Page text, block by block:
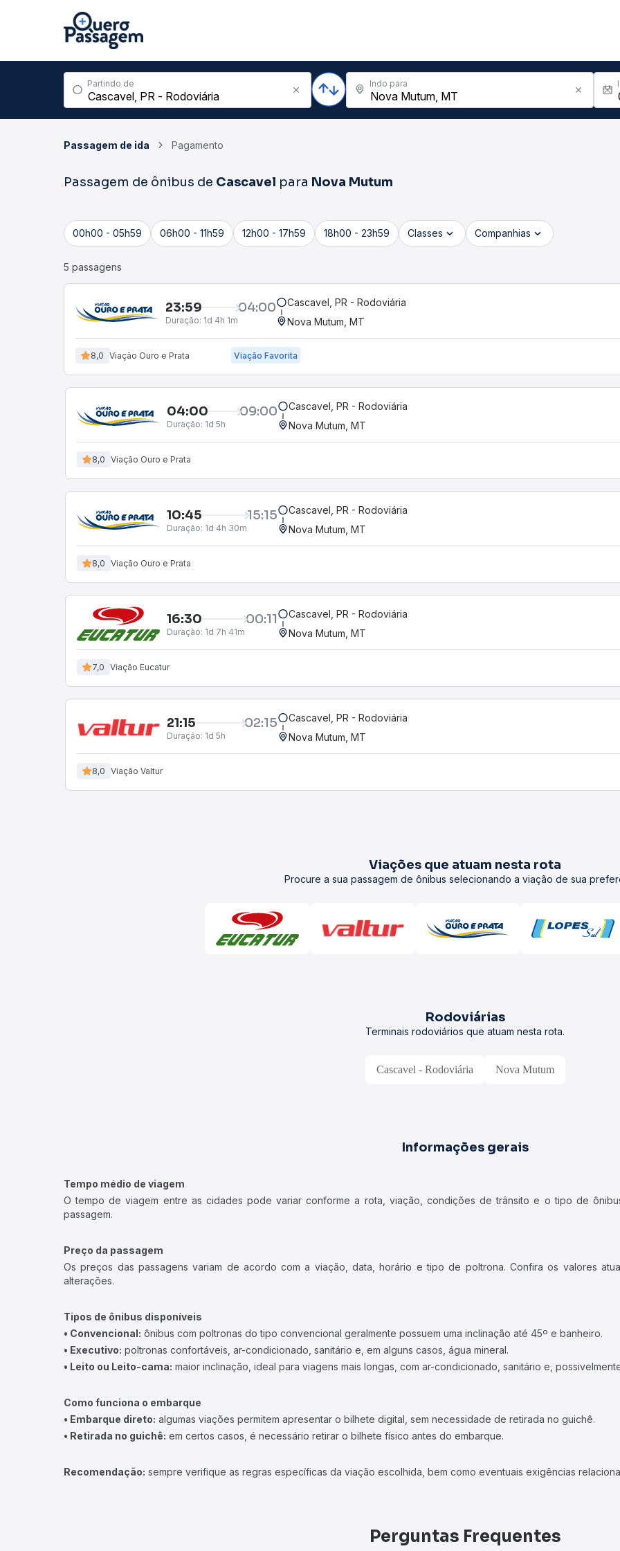
Partindo de Indo para
Passagem de ida Pagamento
Passagem de ônibus de Cascavel para Nova Mutum
00h00 - 05h59 06h00 - 11h59 12h00 - 17h59 18h00 - 23h59 Classes Companhias
5 passagens
23:59 04:00
Duração: 1d 4h 1m
Cascavel, PR - Rodoviária
Nova Mutum, MT
8,0 Viação Ouro e Prata Viação Favorita
04:00 09:00
Duração: 1d 5h
Cascavel, PR - Rodoviária
Nova Mutum, MT
8,0 Viação Ouro e Prata
10:45 15:15
Duração: 1d 4h 30m
Cascavel, PR - Rodoviária
Nova Mutum, MT
8,0 Viação Ouro e Prata
16:30 00:11
Duração: 1d 7h 41m
Cascavel, PR - Rodoviária
Nova Mutum, MT
7,0 Viação Eucatur
21:15 02:15
Duração: 1d 5h
Cascavel, PR - Rodoviária
Nova Mutum, MT
8,0 Viação Valtur
Viações que atuam nesta rota
Procure a sua passagem de ônibus selecionando a viação de sua
Rodoviárias
Terminais rodoviários que atuam nesta rota.
Cascavel - Rodoviária Nova Mutum
Informações gerais
Tempo médio de viagem
O tempo de viagem entre as cidades pode variar conforme a rota, viação, condições de trânsito e o tipo de
passagem.
Preço da passagem
Os preços das passagens variam de acordo com a viação, data, horário e tipo de poltrona. Confira os valores
alterações.
Tipos de ônibus disponíveis
• Convencional: ônibus com poltronas do tipo convencional geralmente possuem uma inclinação até 45º e banheiro.
• Executivo: poltronas confortáveis, ar-condicionado, sanitário e, em alguns casos, água mineral.
• Leito ou Leito-cama: maior inclinação, ideal para viagens mais longas, com ar-condicionado, sanitário e,
Como funciona o embarque
• Embarque direto: algumas viações permitem apresentar o bilhete digital, sem necessidade de retirada no guichê.
• Retirada no guichê: em certos casos, é necessário retirar o bilhete físico antes do embarque.
Recomendação: sempre verifique as regras específicas da viação escolhida, bem como eventuais exigências
Perguntas Frequentes